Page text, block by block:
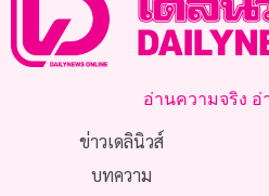
อ่านความจริง อ่
ข่าวเดลินิวส์
บทความ